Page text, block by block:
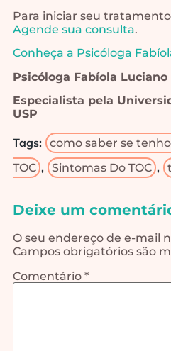
Para iniciar seu
Agende sua consulta.
Conheça a Psicóloga
Psicóloga Fabíola Luciano
Especialista pela
USP
Tags: como saber se tenho
TOC , Sintomas Do TOC ,
Deixe um
O seu endereço de e-mail
Campos obrigatórios são
Comentário *